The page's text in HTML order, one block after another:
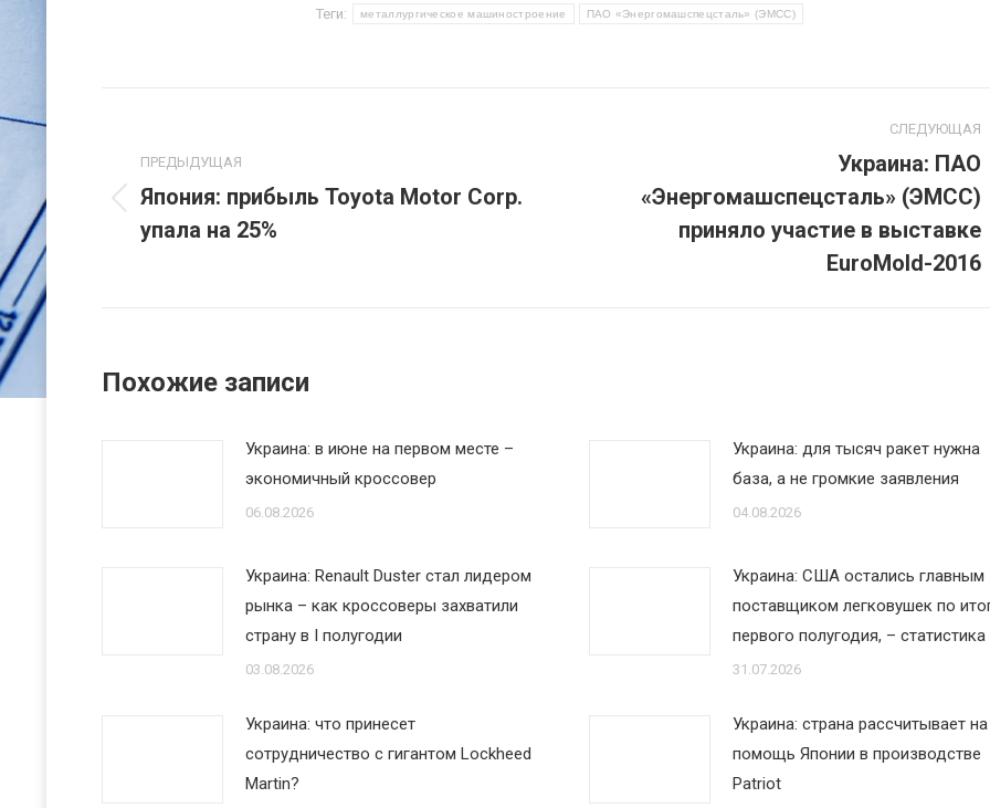
Теги: металлургическое машиностроение ПАО «Энергомашспецсталь» (ЭМСС)
по
записям
ПРЕДЫДУЩАЯ
Предыдущая
запись:
Япония: прибыль Toyota Motor Corp.
упала на 25%
СЛЕДУЮЩАЯ
Следующая
Украина: ПАО
«Энергомашспецсталь» (ЭМСС)
приняло участие в выставке
EuroMold-2016
Похожие записи
Украина: в июне на первом месте –
экономичный кроссовер
06.08.2026
Украина: для тысяч ракет нужна
база, а не громкие заявления
04.08.2026
Украина: Renault Duster стал лидером
рынка – как кроссоверы захватили
страну в I полугодии
03.08.2026
Украина: США остались главным
поставщиком легковушек по
первого полугодия, – статистика
31.07.2026
Украина: что принесет
сотрудничество с гигантом Lockheed
Martin?
Украина: страна рассчитывает на
помощь Японии в производстве
Patriot